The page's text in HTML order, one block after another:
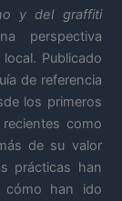
y del graffiti
perspectiva
Publicado
de referencia
los primeros
como
de su valor
prácticas han
cómo han ido